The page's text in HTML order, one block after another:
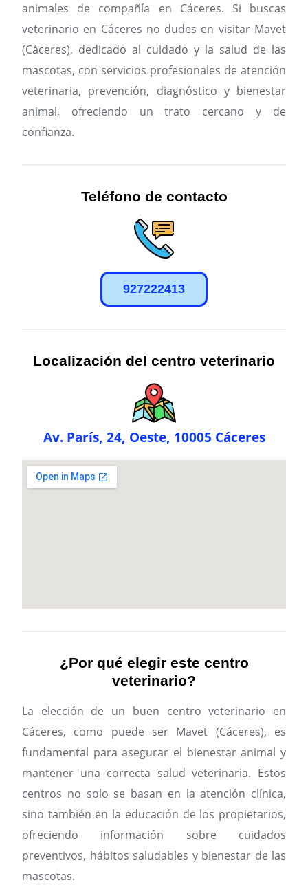
animales de compañía en Cáceres. Si buscas
veterinario en Cáceres no dudes en visitar Mavet
(Cáceres), dedicado al cuidado y la salud de las
mascotas, con servicios profesionales de atención
veterinaria, prevención, diagnóstico y bienestar
animal, ofreciendo un trato cercano y de
confianza.
Teléfono de contacto
927222413
Localización del centro veterinario
Av. París, 24, Oeste, 10005 Cáceres
¿Por qué elegir este centro
veterinario?
La elección de un buen centro veterinario en
Cáceres, como puede ser Mavet (Cáceres), es
fundamental para asegurar el bienestar animal y
mantener una correcta salud veterinaria. Estos
centros no solo se basan en la atención clínica,
sino también en la educación de los propietarios,
ofreciendo información sobre cuidados
preventivos, hábitos saludables y bienestar de las
mascotas.